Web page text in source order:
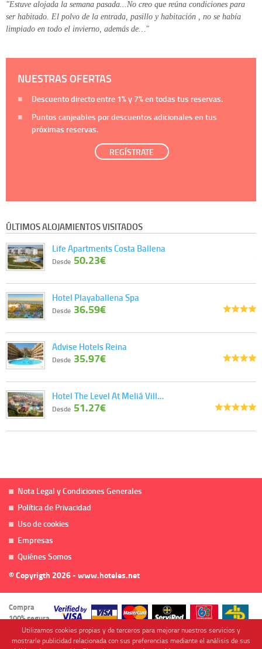
"Estuve alojada la semana pasada...No creo que reúna condiciones para
ser habitado. El polvo de la entrada, pasillo y habitación , no se había
limpiado en todo el invierno, además de…"
NUESTRAS OFERTAS
Descuento directo entre 1%y 7%en todas tus reservas.
Puntos canjeables por descuentos adicionales en tus
próximas reservas.
REGÍSTRATE
ÚLTIMOS ALOJAMIENTOS VISITADOS
Life Apartments Costa Ballena
Desde 50.23€
Hotel Playaballena Spa
Desde 36.59€
Advise Hotels Reina
Desde 35.97€
Hotel The Level At Meliá Vill…
Desde 51.27€
Nota Legal y Condiciones Generales
Política de Privacidad
Uso de cookies
Empresas
Quiénes Somos
© Copyrigth 2026 - www.hoteles.net
Compra
100% segura
Utilizamos cookies propias y de terceros para mejorar nuestros servicios y
mostrarle publicidad relacionada con sus preferencias mediante el análisis de sus